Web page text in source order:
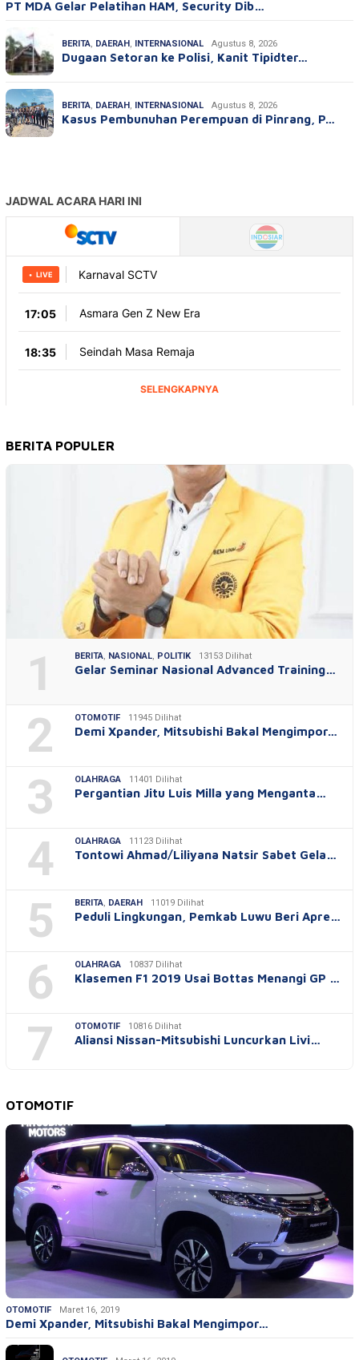
PT MDA Gelar Pelatihan HAM, Security Dib…
BERITA, DAERAH, INTERNASIONAL Agustus 8, 2026
Dugaan Setoran ke Polisi, Kanit Tipidter…
BERITA, DAERAH, INTERNASIONAL Agustus 8, 2026
Kasus Pembunuhan Perempuan di Pinrang, P…
BERITA POPULER
1 BERITA, NASIONAL, POLITIK 13153 Dilihat
Gelar Seminar Nasional Advanced Training…
2 OTOMOTIF 11945 Dilihat
Demi Xpander, Mitsubishi Bakal Mengimpor…
3 OLAHRAGA 11401 Dilihat
Pergantian Jitu Luis Milla yang Menganta…
4 OLAHRAGA 11123 Dilihat
Tontowi Ahmad/Liliyana Natsir Sabet Gela…
5 BERITA, DAERAH 11019 Dilihat
Peduli Lingkungan, Pemkab Luwu Beri Apre…
6 OLAHRAGA 10837 Dilihat
Klasemen F1 2019 Usai Bottas Menangi GP …
7 OTOMOTIF 10816 Dilihat
Aliansi Nissan-Mitsubishi Luncurkan Livi…
OTOMOTIF
OTOMOTIF Maret 16, 2019
Demi Xpander, Mitsubishi Bakal Mengimpor…